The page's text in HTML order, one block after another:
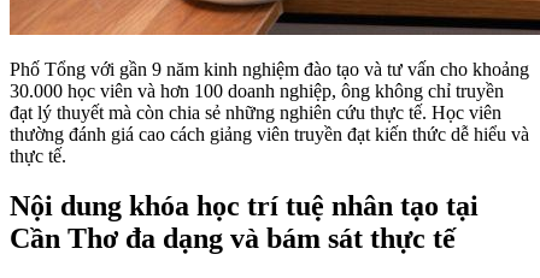
Phố Tổng với gần 9 năm kinh nghiệm đào tạo và tư vấn cho khoảng
30.000 học viên và hơn 100 doanh nghiệp, ông không chỉ truyền
đạt lý thuyết mà còn chia sẻ những nghiên cứu thực tế. Học viên
thường đánh giá cao cách giảng viên truyền đạt kiến thức dễ hiểu và
thực tế.
Nội dung khóa học trí tuệ nhân tạo tại
Cần Thơ đa dạng và bám sát thực tế